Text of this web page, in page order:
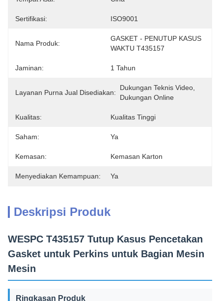
Sertifikasi: ISO9001
Nama Produk:
GASKET - PENUTUP KASUS
WAKTU T435157
Jaminan: 1 Tahun
Layanan Purna Jual Disediakan:
Dukungan Teknis Video,
Dukungan Online
Kualitas: Kualitas Tinggi
Saham: Ya
Kemasan: Kemasan Karton
Menyediakan Kemampuan: Ya
Deskripsi Produk
WESPC T435157 Tutup Kasus Pencetakan
Gasket untuk Perkins untuk Bagian Mesin
Mesin
Ringkasan Produk